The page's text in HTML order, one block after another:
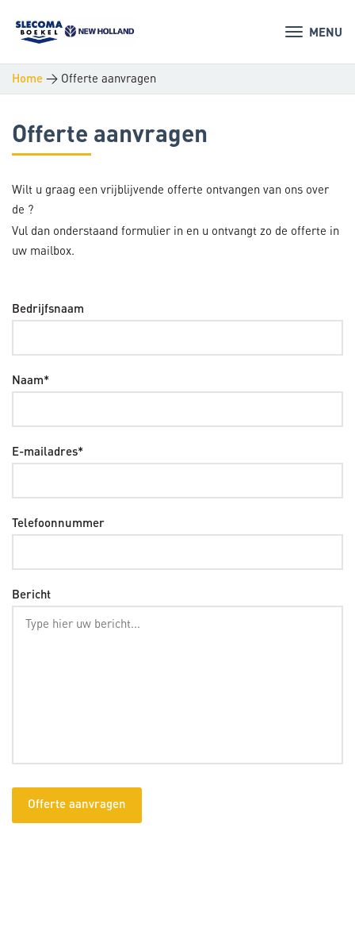
MENU
Home > Offerte aanvragen
Offerte aanvragen
Wilt u graag een vrijblijvende offerte ontvangen van ons over
de ?
Vul dan onderstaand formulier in en u ontvangt zo de offerte in
uw mailbox.
Bedrijfsnaam
Naam*
E-mailadres*
Telefoonnummer
Bericht